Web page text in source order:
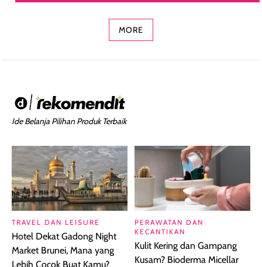
MORE
Ide Belanja Pilihan Produk Terbaik
TRAVEL DAN LEISURE
Hotel Dekat Gadong Night
Market Brunei, Mana yang
Lebih Cocok Buat Kamu?
PERAWATAN DAN
KECANTIKAN
Kulit Kering dan Gampang
Kusam? Bioderma Micellar